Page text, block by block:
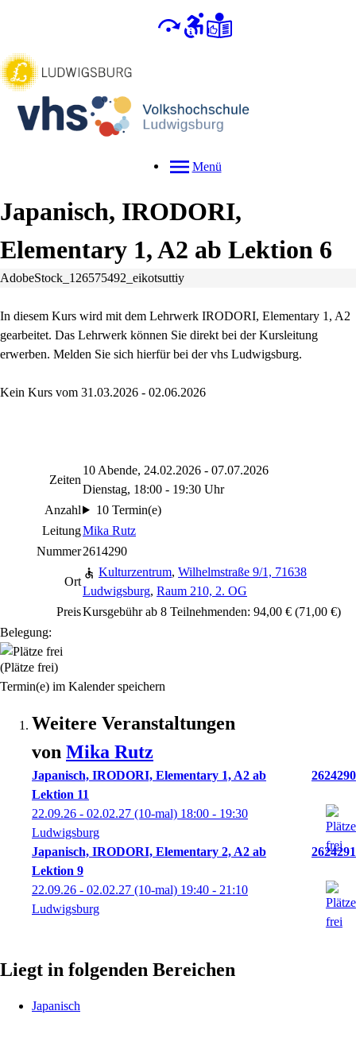
Menü
Japanisch, IRODORI,
Elementary 1, A2 ab Lektion 6
AdobeStock_126575492_eikotsuttiy
In diesem Kurs wird mit dem Lehrwerk IRODORI, Elementary 1, A2
gearbeitet. Das Lehrwerk können Sie direkt bei der Kursleitung
erwerben. Melden Sie sich hierfür bei der vhs Ludwigsburg.
Kein Kurs vom 31.03.2026 - 02.06.2026
Zeiten
10 Abende, 24.02.2026 - 07.07.2026
Dienstag, 18:00 - 19:30 Uhr
Anzahl
10 Termin(e)
LeitungMika Rutz
Nummer2614290
Ort
Kulturzentrum, Wilhelmstraße 9/1, 71638
Ludwigsburg, Raum 210, 2. OG
PreisKursgebühr ab 8 Teilnehmenden: 94,00 € (71,00 €)
Belegung:
(Plätze frei)
Termin(e) im Kalender speichern
Weitere Veranstaltungen
von Mika Rutz
Japanisch, IRODORI, Elementary 1, A2 ab
Lektion 11
2624290
22.09.26 - 02.02.27 (10-mal) 18:00 - 19:30
Ludwigsburg
Japanisch, IRODORI, Elementary 2, A2 ab
Lektion 9
2624291
22.09.26 - 02.02.27 (10-mal) 19:40 - 21:10
Ludwigsburg
Liegt in folgenden Bereichen
Japanisch